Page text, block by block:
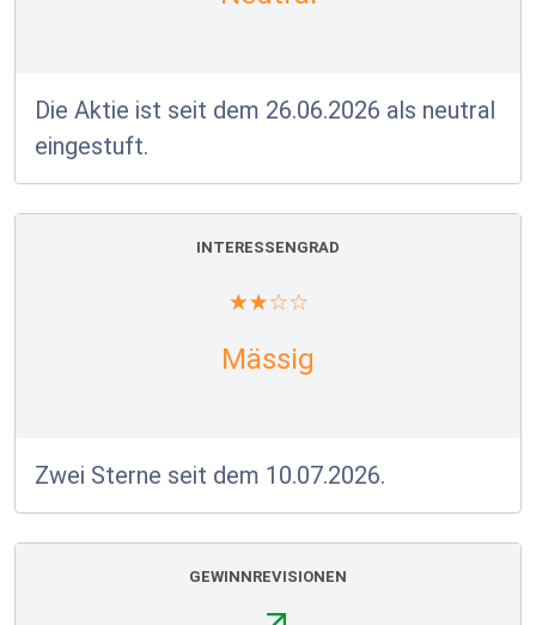
Die Aktie ist seit dem 26.06.2026 als neutral
eingestuft.
INTERESSENGRAD
Mässig
Zwei Sterne seit dem 10.07.2026.
GEWINNREVISIONEN